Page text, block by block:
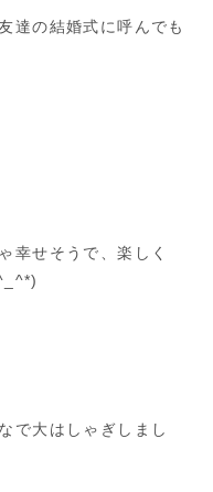
達の結婚式に呼んでも
幸せそうで、楽しく
で大はしゃぎしまし